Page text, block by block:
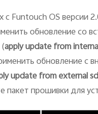
с Funtouch OS версии
обновление со
apply update from
обновление с
update from external
пакет прошивки для